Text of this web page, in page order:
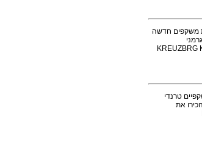
משקפים חדשה
KREUZBRG
טרנדי
הכירו את